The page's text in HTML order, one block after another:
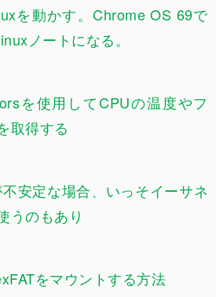
を動かす。Chrome OS 69で
ノートになる。
を使用してCPUの温度やフ
取得する
安定な場合、いっそイーサネ
うのもあり
をマウントする方法